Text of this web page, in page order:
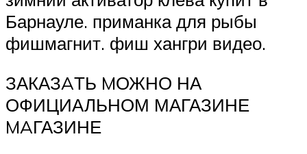
Барнауле. приманка для рыбы
фишмагнит. фиш хангри видео.
ЗАКАЗAТЬ MОЖНО НА
ОФИЦИАЛЬНОМ МАГАЗИНЕ
MAГАЗИНЕ